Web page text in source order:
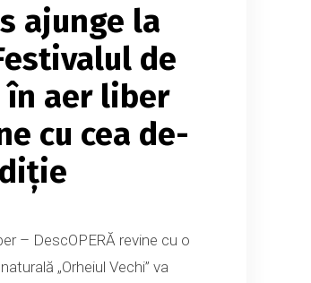
ajunge la
de
în aer liber
cu cea de-
– DescOPERĂ revine cu o
„Orheiul Vechi” va